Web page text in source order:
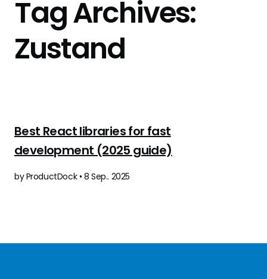
Tag Archives:
Zustand
Best React libraries for fast
development (2025 guide)
by ProductDock • 8 Sep.. 2025